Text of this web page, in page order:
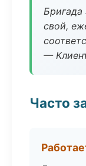
Бригада
свой,
—
Часто